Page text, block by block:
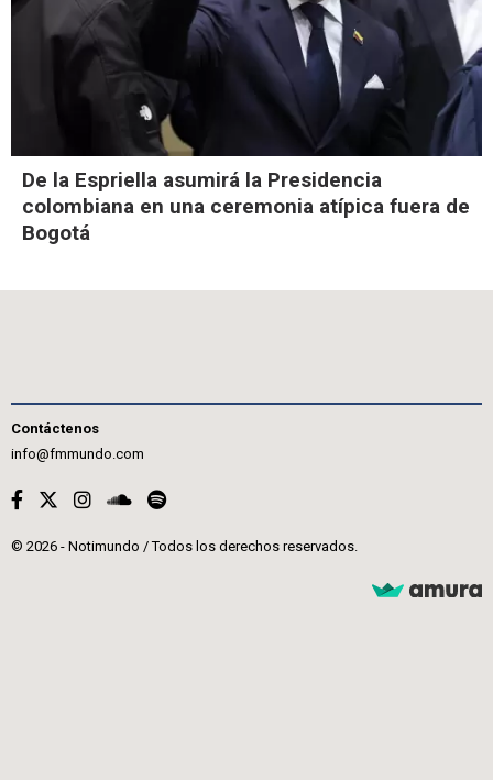
De la Espriella asumirá la Presidencia
colombiana en una ceremonia atípica fuera de
Bogotá
Contáctenos
info@fmmundo.com
© 2026 - Notimundo / Todos los derechos reservados.